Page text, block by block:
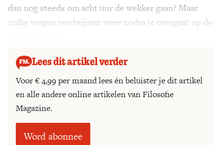
dan nog steeds om acht uur de wekker gaan? Maar
zulke vragen verdwijnen weer zodra je overgaat op de
Lees dit artikel verder
Voor € 4,99 per maand lees én beluister je dit artikel
en alle andere online artikelen van Filosofie
Magazine.
Word abonnee